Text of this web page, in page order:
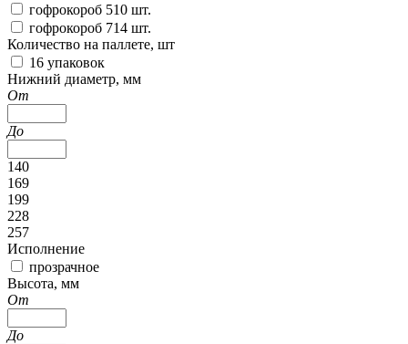
гофрокороб 510 шт.
гофрокороб 714 шт.
Количество на паллете, шт
16 упаковок
Нижний диаметр, мм
От
До
140
169
199
228
257
Исполнение
прозрачное
Высота, мм
От
До